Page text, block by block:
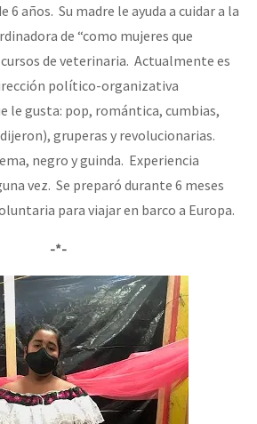
6 años. Su madre le ayuda a cuidar a la
de “como mujeres que
de veterinaria. Actualmente es
político-organizativa
le gusta: pop, romántica, cumbias,
gruperas y revolucionarias.
negro y guinda. Experiencia
vez. Se preparó durante 6 meses
para viajar en barco a Europa.
-*-